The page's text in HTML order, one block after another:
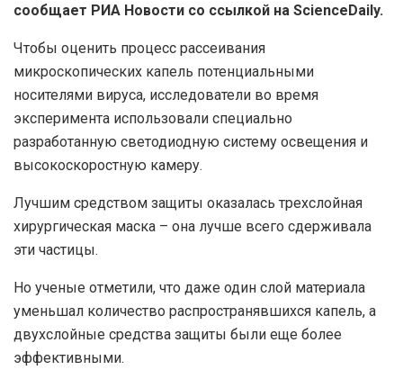
сообщает РИА Новости со ссылкой на ScienceDaily.
Чтобы оценить процесс рассеивания
микроскопических капель потенциальными
носителями вируса, исследователи во время
эксперимента использовали специально
разработанную светодиодную систему освещения и
высокоскоростную камеру.
Лучшим средством защиты оказалась трехслойная
хирургическая маска – она лучше всего сдерживала
эти частицы.
Но ученые отметили, что даже один слой материала
уменьшал количество распространявшихся капель, а
двухслойные средства защиты были еще более
эффективными.